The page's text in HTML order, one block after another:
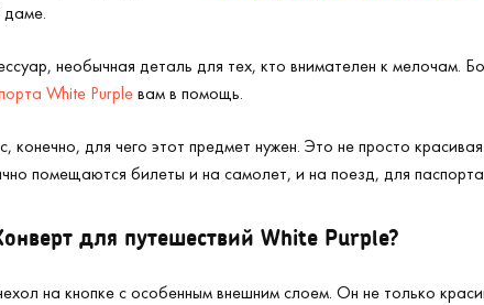
даме.
необычная деталь для тех, кто внимателен к мелочам.
White Purpleвам в помощь.
конечно, для чего этот предмет нужен. Это не просто
помещаются билеты и на самолет, и на поезд, для
для путешествий White Purple?
на кнопке с особенным внешним слоем. Он не только